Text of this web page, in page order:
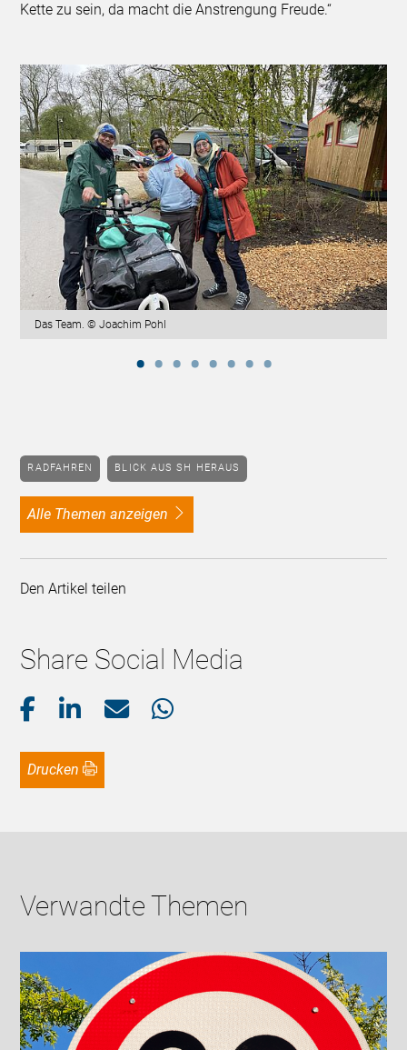
Kette zu sein, da macht die Anstrengung Freude.“
Das Team. © Joachim Pohl
RADFAHREN BLICK AUS SH HERAUS
alle Themen anzeigen
Den Artikel teilen
Share Social Media
Drucken
Verwandte Themen